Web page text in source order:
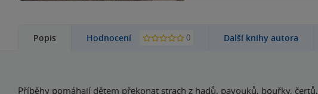
Popis Hodnocení 0 Další knihy autora
Příběhy pomáhají dětem překonat strach z hadů, pavouků, bouřky, čertů,